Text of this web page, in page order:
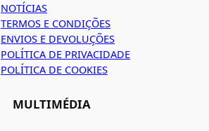
NOTÍCIAS
TERMOS E CONDIÇÕES
ENVIOS E DEVOLUÇÕES
POLÍTICA DE PRIVACIDADE
POLÍTICA DE COOKIES
MULTIMÉDIA